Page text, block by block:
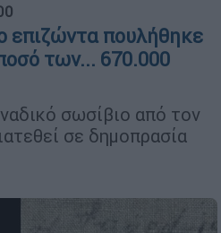
επιζώντα πουλήθηκε
των... 670.000
σωσίβιο από τον
σε δημοπρασία